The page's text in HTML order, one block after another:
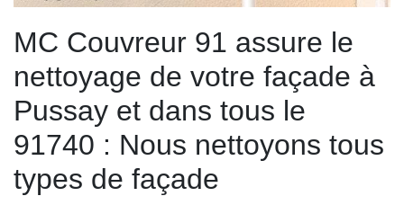
MC Couvreur 91 assure le
nettoyage de votre façade à
Pussay et dans tous le
91740 : Nous nettoyons tous
types de façade